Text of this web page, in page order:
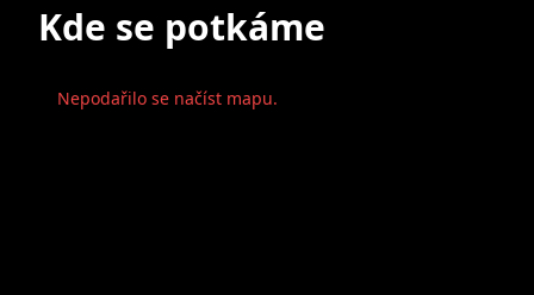
Kde se potkáme
Nepodařilo se načíst mapu.